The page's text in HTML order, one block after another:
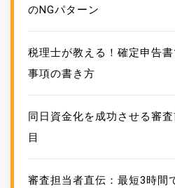
のNGパターン
税理士が教える！確定申告
事項の書き方
同日資金化を成功させる審
目
審査担当者直伝：最短3時間